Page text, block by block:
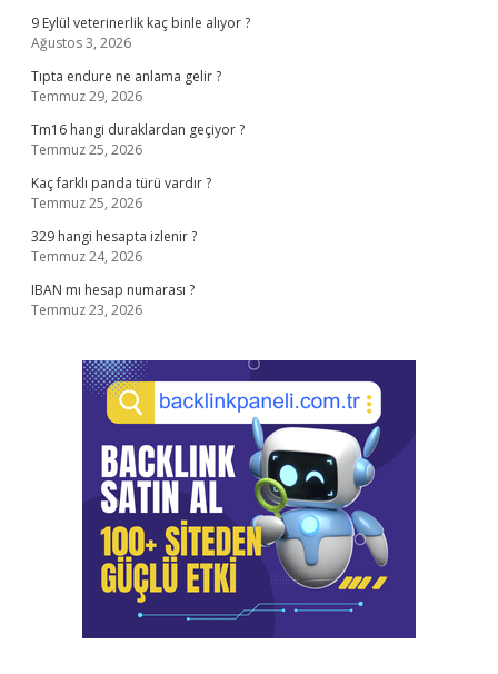
9 Eylül veterinerlik kaç binle alıyor ?
Ağustos 3, 2026
Tıpta endure ne anlama gelir ?
Temmuz 29, 2026
Tm16 hangi duraklardan geçiyor ?
Temmuz 25, 2026
Kaç farklı panda türü vardır ?
Temmuz 25, 2026
329 hangi hesapta izlenir ?
Temmuz 24, 2026
IBAN mı hesap numarası ?
Temmuz 23, 2026